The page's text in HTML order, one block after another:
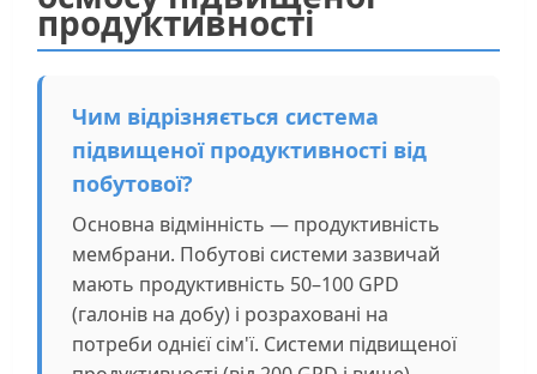
продуктивності
Чим відрізняється система
підвищеної продуктивності від
побутової?
Основна відмінність — продуктивність
мембрани. Побутові системи зазвичай
мають продуктивність 50–100 GPD
(галонів на добу) і розраховані на
потреби однієї сім'ї. Системи підвищеної